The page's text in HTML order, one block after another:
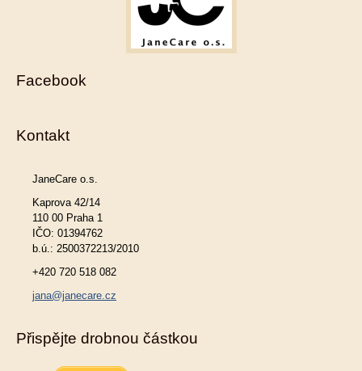
Facebook
Kontakt
JaneCare o.s.
Kaprova 42/14
110 00 Praha 1
IČO: 01394762
b.ú.: 2500372213/2010
+420 720 518 082
jana@janecare.cz
Přispějte drobnou částkou